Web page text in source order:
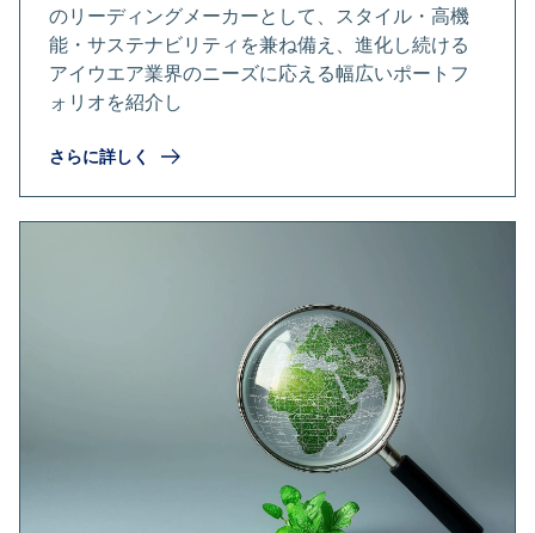
のリーディングメーカーとして、スタイル・高機
能・サステナビリティを兼ね備え、進化し続ける
アイウエア業界のニーズに応える幅広いポートフ
ォリオを紹介し
さらに詳しく